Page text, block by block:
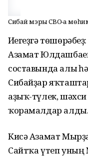
Сибай мэры СВО-ға
Иҫегеҙгә
Азамат
составында алыҫ
Сибайҙар
аҙыҡ-түлек,
ҡорамалдар алды.
Кисә Азамат
Сайтҡа үтеп